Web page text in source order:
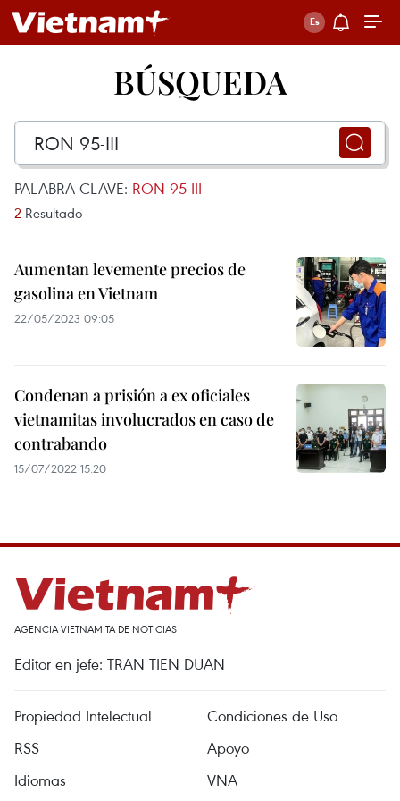
BÚSQUEDA
PALABRA CLAVE: RON 95-III
2 Resultado
Aumentan levemente precios de
gasolina en Vietnam
22/05/2023 09:05
Condenan a prisión a ex oficiales
vietnamitas involucrados en caso de
contrabando
15/07/2022 15:20
AGENCIA VIETNAMITA DE NOTICIAS
Editor en jefe: TRAN TIEN DUAN
Propiedad Intelectual
Condiciones de Uso
RSS
Apoyo
Idiomas
VNA